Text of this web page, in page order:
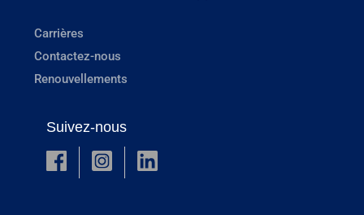
Carrières
Contactez-nous
Renouvellements
Suivez-nous